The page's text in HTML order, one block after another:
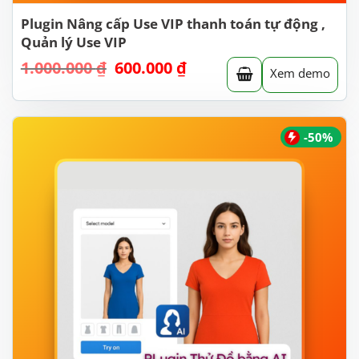
Plugin Nâng cấp Use VIP thanh toán tự động ,
Quản lý Use VIP
1.000.000₫ Giá
gốc
600.000 ₫Giá
hiện
600.000 ₫.
Xem demo
-50%